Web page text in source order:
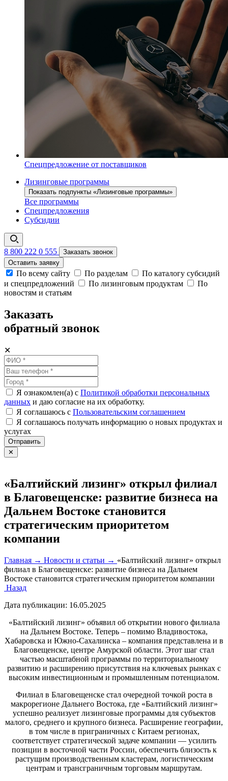
Спецпредложение от поставщиков
Лизинговые программы
Показать подпункты «Лизинговые программы»
Все программы
Спецпредложения
Субсидии
8 800 222 0 555
Заказать звонок
Оставить заявку
По всему сайту По разделам
По каталогу субсидий
и спецпредложений
По лизинговым продуктам
По
новостям и статьям
Заказать
обратный звонок
✕
Я ознакомлен(а) с Политикой обработки персональных
данных и даю согласие на их обработку.
Я соглашаюсь c Пользовательским соглашением
Я соглашаюсь получать информацию о новых продуктах и
услугах
Отправить
✕
«Балтийский лизинг» открыл филиал
в Благовещенске: развитие бизнеса на
Дальнем Востоке становится
стратегическим приоритетом
компании
Главная → Новости и статьи → «Балтийский лизинг» открыл
филиал в Благовещенске: развитие бизнеса на Дальнем
Востоке становится стратегическим приоритетом компании
Назад
Дата публикации: 16.05.2025
«Балтийский лизинг» объявил об открытии нового филиала
на Дальнем Востоке. Теперь – помимо Владивостока,
Хабаровска и Южно-Сахалинска – компания представлена и в
Благовещенске, центре Амурской области. Этот шаг стал
частью масштабной программы по территориальному
развитию и расширению присутствия на ключевых рынках с
высоким инвестиционным и промышленным потенциалом.
Филиал в Благовещенске стал очередной точкой роста в
макрорегионе Дальнего Востока, где «Балтийский лизинг»
успешно реализует лизинговые программы для субъектов
малого, среднего и крупного бизнеса. Расширение географии,
в том числе в приграничных с Китаем регионах,
соответствует стратегической задаче компании — усилить
позиции в восточной части России, обеспечить близость к
растущим производственным кластерам, логистическим
центрам и трансграничным торговым маршрутам.